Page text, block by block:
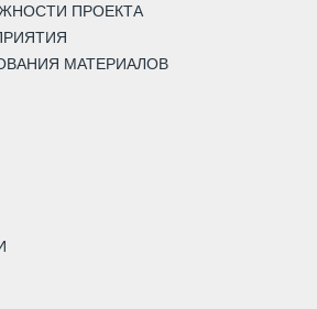
ПРОЕКТА
МАТЕРИАЛОВ